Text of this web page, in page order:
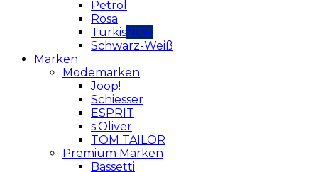
Petrol
Rosa
Türkis
Schwarz-Weiß
Marken
Modemarken
Joop!
Schiesser
ESPRIT
s.Oliver
TOM TAILOR
Premium Marken
Bassetti